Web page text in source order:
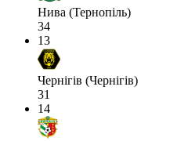
Нива (Тернопіль)
34
13
Чернігів (Чернігів)
31
14